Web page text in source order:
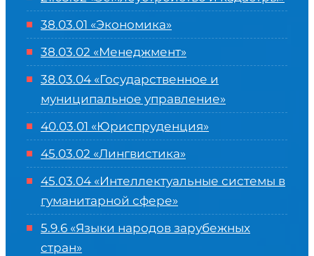
38.03.01 «Экономика»
38.03.02 «Менеджмент»
38.03.04 «Государственное и
муниципальное управление»
40.03.01 «Юриспруденция»
45.03.02 «Лингвистика»
45.03.04 «Интеллектуальные системы в
гуманитарной сфере»
5.9.6 «Языки народов зарубежных
стран»